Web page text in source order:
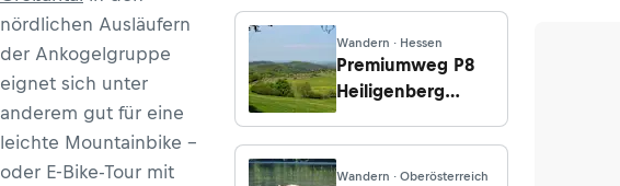
nördlichen Ausläufern
der Ankogelgruppe
eignet sich unter
anderem gut für eine
leichte Mountainbike -
oder E-Bike-Tour mit
Wandern · Hessen
Premiumweg P8
Heiligenberg
Wandern · Oberösterreich